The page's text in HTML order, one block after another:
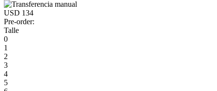
USD 134
Pre-order:
Talle
0
1
2
3
4
5